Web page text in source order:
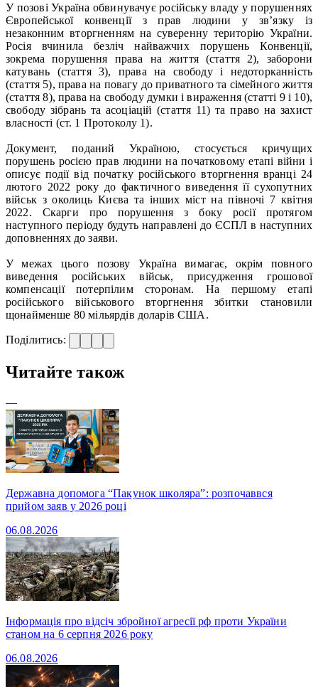
У позові Україна обвинувачує російську владу у порушеннях
Європейської конвенції з прав людини у зв’язку із
незаконним вторгненням на суверенну територію України.
Росія вчинила безліч найважчих порушень Конвенції,
зокрема порушення права на життя (стаття 2), заборони
катувань (стаття 3), права на свободу і недоторканність
(стаття 5), права на повагу до приватного та сімейного життя
(стаття 8), права на свободу думки і вираження (статті 9 і 10),
свободу зібрань та асоціацій (стаття 11) та право на захист
власності (ст. 1 Протоколу 1).
Документ, поданий Україною, стосується кричущих
порушень росією прав людини на початковому етапі війни і
описує події від початку російського вторгнення вранці 24
лютого 2022 року до фактичного виведення її сухопутних
військ з околиць Києва та інших міст на півночі 7 квітня
2022. Скарги про порушення з боку росії протягом
наступного періоду будуть направлені до ЄСПЛ в наступних
доповненнях до заяви.
У межах цього позову Україна вимагає, окрім повного
виведення російських військ, присудження грошової
компенсації потерпілим сторонам. На першому етапі
російського військового вторгнення збитки становили
щонайменше 80 мільярдів доларів США.
Поділитись:
Читайте також
—
Державна допомога “Пакунок школяра”: розпочаввся
прийом заяв у 2026 році
06.08.2026
Інформація про відсіч збройної агресії рф проти України
станом на 6 серпня 2026 року
06.08.2026